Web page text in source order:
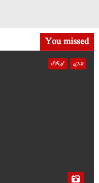
You missed
تازہ ترین خیبر پختونخوا